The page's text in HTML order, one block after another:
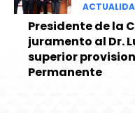
Presidente de la
juramento al Dr.
superior
Permanente